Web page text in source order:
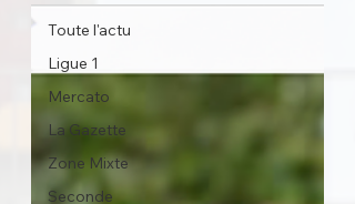
Toute l'actu
Ligue 1
Mercato
La Gazette
Zone Mixte
Seconde